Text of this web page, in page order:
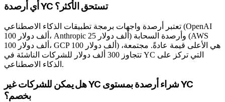
أي أرصدة YC تستحق الأكثر؟
تعتبر أرصدة واجهات برمجة تطبيقات الذكاء الاصطناعي (OpenAI
100 ألف دولار، Anthropic 25 ألف دولار) وأرصدة السحابة (AWS
100 ألف دولار، GCP 100 ألف دولار) هي الأعلى قيمة عادةً. مجتمعة،
تتجاوز 300 ألف دولار للشركات الناشئة في YC التي تركز على
الذكاء الاصطناعي.
هل يمكن للشركات غير YC شراء أرصدة بمستوى YC
بخصم؟